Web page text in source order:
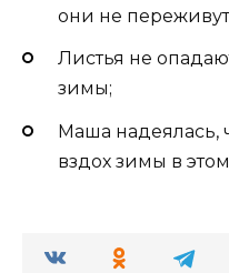
они не
Листья не
зимы;
Маша надеялась,
вздох зимы в